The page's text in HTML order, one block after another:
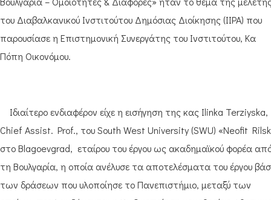
του Διαβαλκανικού Ινστιτούτου Δημόσιας Διοίκησης (IIPA) που
παρουσίασε η Επιστημονική Συνεργάτης του Ινστιτούτου, Κα
Πόπη Οικονόμου.
Ιδιαίτερο ενδιαφέρον είχε η εισήγηση της κας Ilinka Terziyska,
Chief Assist. Prof., του South West University (SWU) «Neofit
στο Blagoevgrad, εταίρου του έργου ως ακαδημαϊκού φορέα
τη Βουλγαρία, η οποία ανέλυσε τα αποτελέσματα του έργου
των δράσεων που υλοποίησε το Πανεπιστήμιο, μεταξύ των